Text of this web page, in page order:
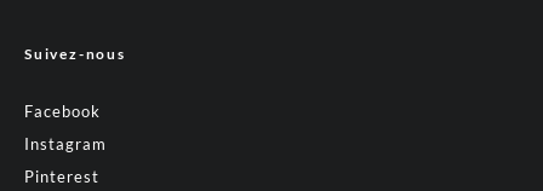
Suivez-nous
Facebook
Instagram
Pinterest